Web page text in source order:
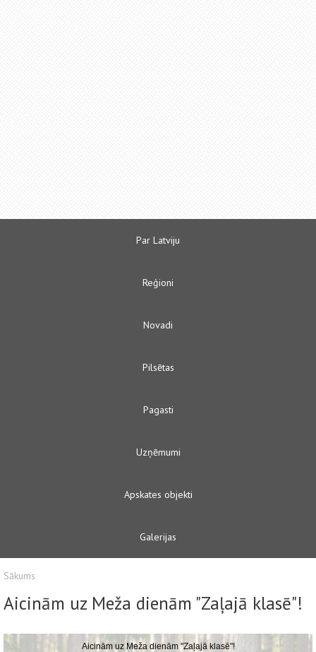
Par Latviju
Reģioni
Novadi
Pilsētas
Pagasti
Uzņēmumi
Apskates objekti
Galerijas
Sākums
Aicinām uz Meža dienām "Zaļajā klasē"!
Aicinām uz Meža dienām "Zaļajā klasē"!